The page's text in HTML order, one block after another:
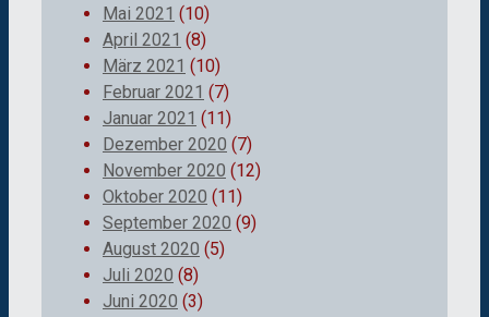
Mai 2021 (10)
April 2021 (8)
März 2021 (10)
Februar 2021 (7)
Januar 2021 (11)
Dezember 2020 (7)
November 2020 (12)
Oktober 2020 (11)
September 2020 (9)
August 2020 (5)
Juli 2020 (8)
Juni 2020 (3)